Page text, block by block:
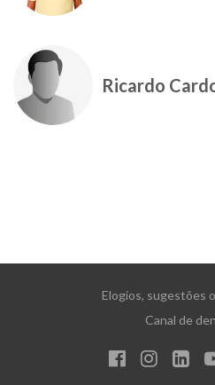
Ricardo
Elogios, sugestões
Canal de